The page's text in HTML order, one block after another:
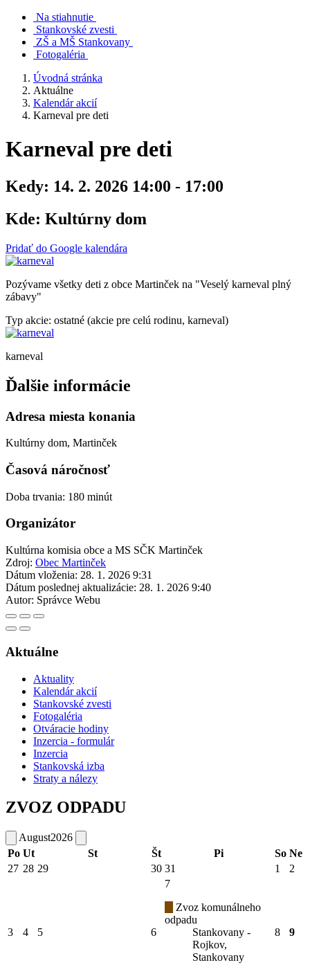
Na stiahnutie
Stankovské zvesti
ZŠ a MŠ Stankovany
Fotogaléria
Úvodná stránka
Aktuálne
Kalendár akcií
Karneval pre deti
Karneval pre deti
Kedy: 14. 2. 2026 14:00 - 17:00
Kde: Kultúrny dom
Pridať do Google kalendára
Pozývame všetky deti z obce Martinček na "Veselý karneval plný
zábavy"
Typ akcie: ostatné (akcie pre celú rodinu, karneval)
karneval
Ďalšie informácie
Adresa miesta konania
Kultúrny dom, Martinček
Časová náročnosť
Doba trvania: 180 minút
Organizátor
Kultúrna komisia obce a MS SČK Martinček
Zdroj: Obec Martinček
Dátum vloženia: 28. 1. 2026 9:31
Dátum poslednej aktualizácie: 28. 1. 2026 9:40
Autor: Správce Webu
Aktuálne
Aktuality
Kalendár akcií
Stankovské zvesti
Fotogaléria
Otváracie hodiny
Inzercia - formulár
Inzercia
Stankovská izba
Straty a nálezy
ZVOZ ODPADU
August2026
Po Ut St Št Pi So Ne
27 28 29 30 31 1 2
3 4 5 6
7
Zvoz komunálneho
odpadu
Stankovany -
Rojkov,
Stankovany
8 9